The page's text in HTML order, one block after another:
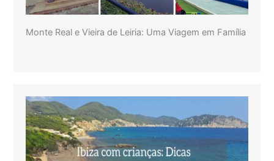
Monte Real e Vieira de Leiria: Uma Viagem em Família